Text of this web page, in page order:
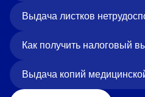
Выдача листков
Как получить налоговый
Выдача копий